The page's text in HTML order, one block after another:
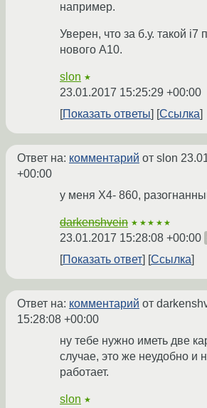
например.
Уверен, что за б.у. такой i7
нового A10.
slon ★
23.01.2017 15:25:29 +00:00
Показать ответы
Ссылка
Ответ на: комментарий от slon
+00:00
у меня X4- 860,
darkenshvein ★★★★★
23.01.2017 15:28:08 +00:00
Показать ответ Ссылка
Ответ на: комментарий от
15:28:08 +00:00
ну тебе нужно иметь две
случае, это же неудобно и
работает.
slon ★